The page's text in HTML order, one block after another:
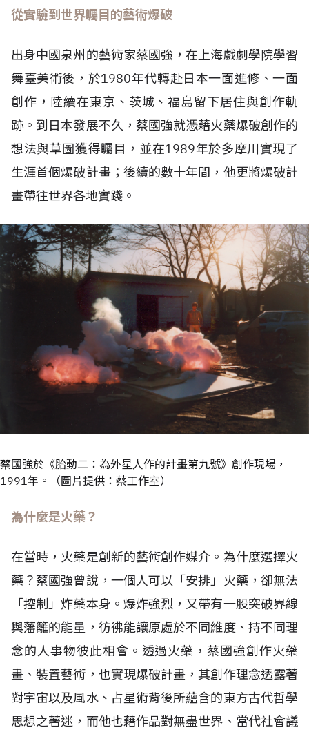
從實驗到世界矚目的藝術爆破
出身中國泉州的藝術家蔡國強，在上海戲劇學院學習
舞臺美術後，於1980年代轉赴日本一面進修、一面
創作，陸續在東京、茨城、福島留下居住與創作軌
跡。到日本發展不久，蔡國強就憑藉火藥爆破創作的
想法與草圖獲得矚目，並在1989年於多摩川實現了
生涯首個爆破計畫；後續的數十年間，他更將爆破計
畫帶往世界各地實踐。
蔡國強於《胎動二：為外星人作的計畫第九號》創作現場，
1991年。（圖片提供：蔡工作室）
為什麼是火藥？
在當時，火藥是創新的藝術創作媒介。為什麼選擇火
藥？蔡國強曾說，一個人可以「安排」火藥，卻無法
「控制」炸藥本身。爆炸強烈，又帶有一股突破界線
與藩籬的能量，彷彿能讓原處於不同維度、持不同理
念的人事物彼此相會。透過火藥，蔡國強創作火藥
畫、裝置藝術，也實現爆破計畫，其創作理念透露著
對宇宙以及風水、占星術背後所蘊含的東方古代哲學
思想之著迷，而他也藉作品對無盡世界、當代社會議